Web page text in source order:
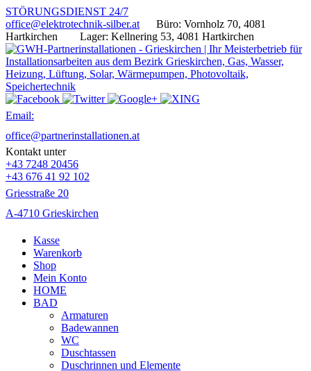
STÖRUNGSDIENST 24/7
office@elektrotechnik-silber.at
Büro: Vornholz 70, 4081
Hartkirchen Lager: Kellnering 53, 4081 Hartkirchen
Email:
office@partnerinstallationen.at
Kontakt unter
+43 7248 20456
+43 676 41 92 102
Griesstraße 20
A-4710 Grieskirchen
Kasse
Warenkorb
Shop
Mein Konto
HOME
BAD
Armaturen
Badewannen
WC
Duschtassen
Duschrinnen und Elemente